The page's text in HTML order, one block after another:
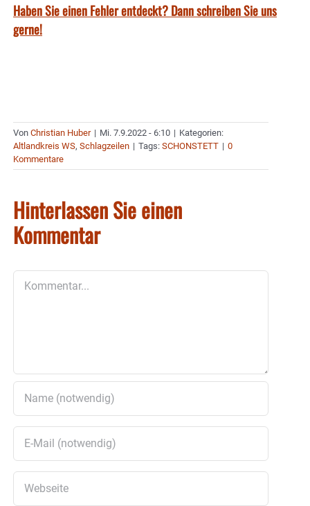
Haben Sie einen Fehler entdeckt? Dann schreiben Sie uns
gerne!
Von Christian Huber | Mi. 7.9.2022 - 6:10 | Kategorien:
Altlandkreis WS, Schlagzeilen | Tags: SCHONSTETT | 0
Kommentare
Hinterlassen Sie einen
Kommentar